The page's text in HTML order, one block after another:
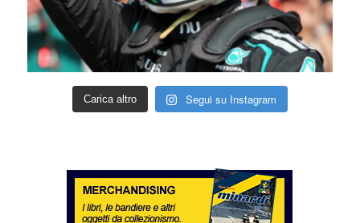
Carica altro Segui su Instagram